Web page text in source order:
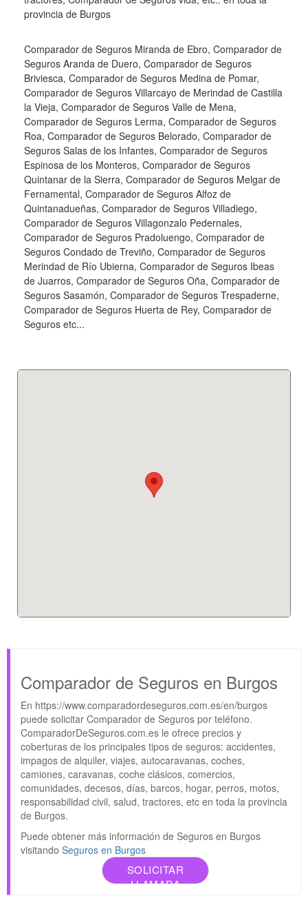
provincia de Burgos
Comparador de Seguros Miranda de Ebro, Comparador de
Seguros Aranda de Duero, Comparador de Seguros
Briviesca, Comparador de Seguros Medina de Pomar,
Comparador de Seguros Villarcayo de Merindad de Castilla
la Vieja, Comparador de Seguros Valle de Mena,
Comparador de Seguros Lerma, Comparador de Seguros
Roa, Comparador de Seguros Belorado, Comparador de
Seguros Salas de los Infantes, Comparador de Seguros
Espinosa de los Monteros, Comparador de Seguros
Quintanar de la Sierra, Comparador de Seguros Melgar de
Fernamental, Comparador de Seguros Alfoz de
Quintanadueñas, Comparador de Seguros Villadiego,
Comparador de Seguros Villagonzalo Pedernales,
Comparador de Seguros Pradoluengo, Comparador de
Seguros Condado de Treviño, Comparador de Seguros
Merindad de Río Ubierna, Comparador de Seguros Ibeas
de Juarros, Comparador de Seguros Oña, Comparador de
Seguros Sasamón, Comparador de Seguros Trespaderne,
Comparador de Seguros Huerta de Rey, Comparador de
Seguros etc...
Comparador de Seguros en Burgos
En https://www.comparadordeseguros.com.es/en/burgos
puede solicitar Comparador de Seguros por teléfono.
ComparadorDeSeguros.com.es le ofrece precios y
coberturas de los principales tipos de seguros: accidentes,
impagos de alquiler, viajes, autocaravanas, coches,
camiones, caravanas, coche clásicos, comercios,
comunidades, decesos, días, barcos, hogar, perros, motos,
responsabilidad civil, salud, tractores, etc en toda la provincia
de Burgos.
Puede obtener más información de Seguros en Burgos
visitando Seguros en Burgos
SOLICITAR
LLAMADA